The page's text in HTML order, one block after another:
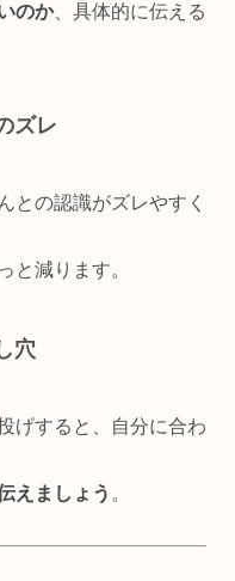
のか、具体的に伝える
ズレ
との認識がズレやすく
と減ります。
穴
げすると、自分に合わ
えましょう 。